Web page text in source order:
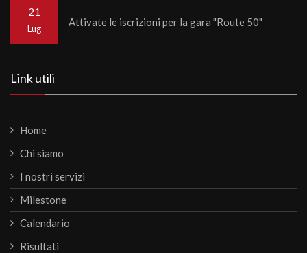
21
Lug
Attivate le iscrizioni per la gara "Route 50"
Link utili
Home
Chi siamo
I nostri servizi
Milestone
Calendario
Risultati